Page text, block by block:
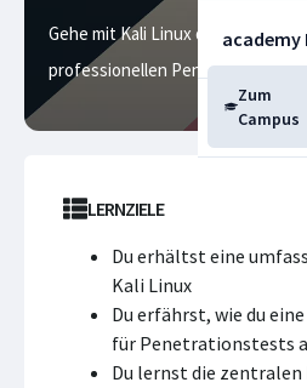
academy
Blog
Zum
Campus
Gehe mit Kali Linux deine ersten
professionellen Penetration
LERNZIELE
Du erhältst eine
Kali Linux
Du erfährst, wie du
für Penetrationstests
Du lernst die